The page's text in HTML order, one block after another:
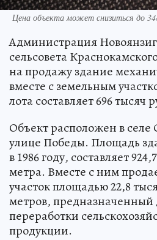
Цена объекта может снизиться до
Администрация
сельсовета
на продажу здание
вместе с земельным
лота составляет 696 тысяч
Объект расположен в селе
улице Победы. Площадь
в 1986 году, составляет
метра. Вместе с ним
участок площадью 22,8
метров, предназначенный
переработки
продукции.